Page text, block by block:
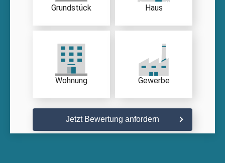
Grundstück Haus
Wohnung Gewerbe
Jetzt Bewertung anfordern